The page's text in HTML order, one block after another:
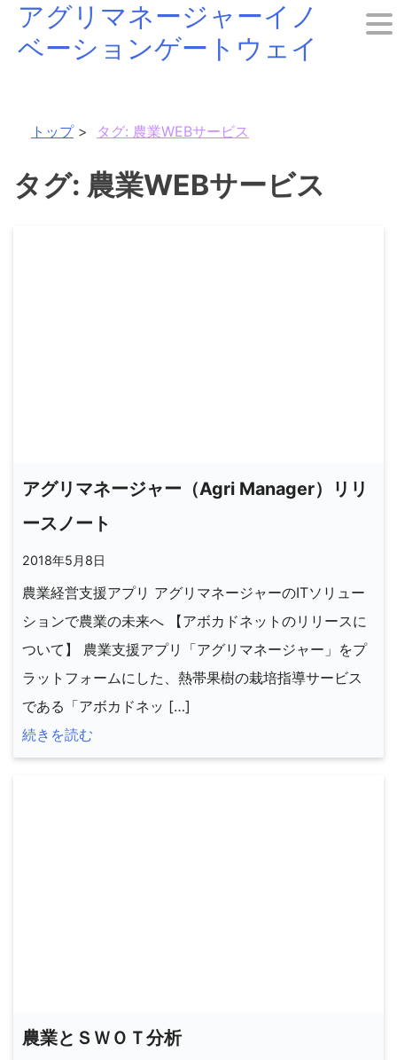
Skipアグリマネージャーイノ
ベーションゲートウェイ
トップ タグ: 農業WEBサービス
タグ: 農業WEBサービス
アグリマネージャー（Agri Manager）リリ
ースノート
2018年5月8日
農業経営支援アプリ アグリマネージャーのITソリュー
ションで農業の未来へ 【アボカドネットのリリースに
ついて】 農業支援アプリ「アグリマネージャー」をプ
ラットフォームにした、熱帯果樹の栽培指導サービス
である「アボカドネッ […]
続きを読む
農業とＳＷＯＴ分析